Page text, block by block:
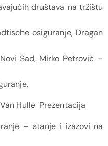
društava na tržištu
osiguranje, Dragan
Sad, Mirko Petrović –
Hulle Prezentacija
– stanje i izazovi na